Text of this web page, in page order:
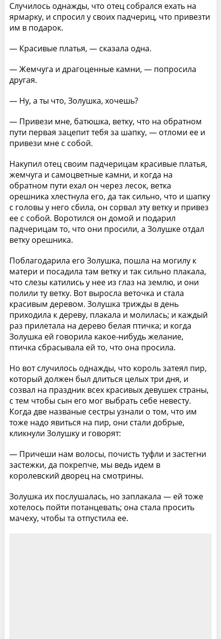
Случилось однажды, что отец собрался ехать на
ярмарку, и спросил у своих падчериц, что привезти
им в подарок.
— Красивые платья, — сказала одна.
— Жемчуга и драгоценные камни, — попросила
другая.
— Ну, а ты что, Золушка, хочешь?
— Привези мне, батюшка, ветку, что на обратном
пути первая зацепит тебя за шапку, — отломи ее и
привези мне с собой.
Накупил отец своим падчерицам красивые платья,
жемчуга и самоцветные камни, и когда на
обратном пути ехал он через лесок, ветка
орешника хлестнула его, да так сильно, что и шапку
с головы у него сбила, он сорвал эту ветку и привез
ее с собой. Воротился он домой и подарил
падчерицам то, что они просили, а Золушке отдал
ветку орешника.
Поблагодарила его Золушка, пошла на могилу к
матери и посадила там ветку и так сильно плакала,
что слезы катились у нее из глаз на землю, и они
полили ту ветку. Вот выросла веточка и стала
красивым деревом. Золушка трижды в день
приходила к дереву, плакала и молилась; и каждый
раз прилетала на дерево белая птичка; и когда
Золушка ей говорила какое-нибудь желание,
птичка сбрасывала ей то, что она просила.
Но вот случилось однажды, что король затеял пир,
который должен был длиться целых три дня, и
созвал на праздник всех красивых девушек страны,
с тем чтобы сын его мог выбрать себе невесту.
Когда две названые сестры узнали о том, что им
тоже надо явиться на пир, они стали добрые,
кликнули Золушку и говорят:
— Причеши нам волосы, почисть туфли и застегни
застежки, да покрепче, мы ведь идем в
королевский дворец на смотрины.
Золушка их послушалась, но заплакала — ей тоже
хотелось пойти потанцевать; она стала просить
мачеху, чтобы та отпустила ее.